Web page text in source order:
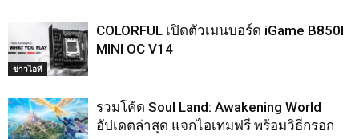
ข่าวไอที
COLORFUL เปิดตัวเมนบอร์ด iGame B850I
MINI OC V14
รวมโค้ด Soul Land: Awakening World
อัปเดตล่าสุด แจกไอเทมฟรี พร้อมวิธีกรอก